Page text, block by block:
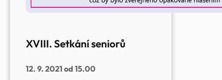
XVIII. Setkání seniorů
12. 9. 2021 od 15.00